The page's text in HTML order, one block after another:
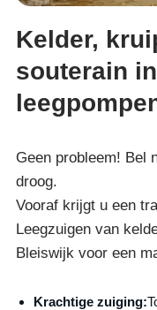
Kelder,
souterain
Geen probleem! Bel
droog.
Vooraf krijgt u een
Leegzuigen van
Bleiswijk voor een
Krachtige zuiging: